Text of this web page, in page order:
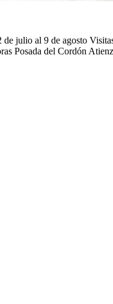
julio al 9 de agosto
Posada del Cordón